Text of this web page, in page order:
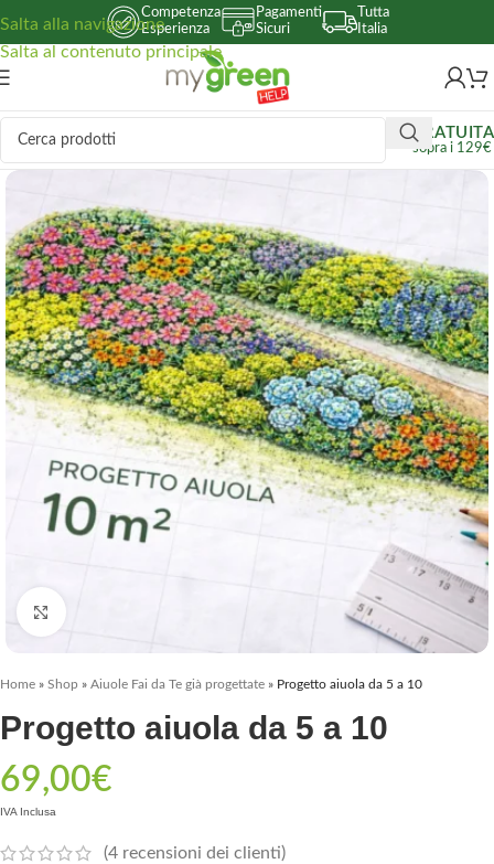
Salta alla navigazione
Salta al contenuto principale
Competenza
Esperienza
Pagamenti
Sicuri
Tutta
Italia
GRATUITA
sopra i 129€
Home » Shop » Aiuole Fai da Te già progettate » Progetto aiuola da 5 a 10
Progetto aiuola da 5 a 10
69,00€
IVA Inclusa
(4 recensioni dei clienti)